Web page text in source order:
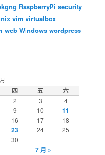
RaspberryPi security
vim virtualbox
web Windows wordpress
四 五 六
2 3
4
9 10 11
16 17
18
23 24
25
30
7 月 »